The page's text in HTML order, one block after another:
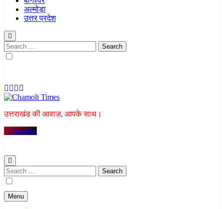
अल्मोड़ा
उत्तर प्रदेश
Search
for:
Chamoli Times
उत्तराखंड की आवाज़, आपके साथ।
Youtube
Search
for:
Menu